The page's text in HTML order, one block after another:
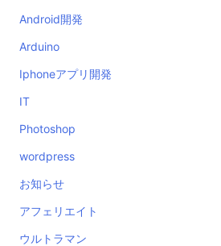
Android開発
Arduino
Iphoneアプリ開発
IT
Photoshop
wordpress
お知らせ
アフェリエイト
ウルトラマン